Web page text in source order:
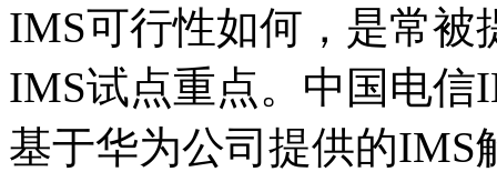
IMS可行性如何，是常被
IMS试点重点。中国电信
基于华为公司提供的IMS